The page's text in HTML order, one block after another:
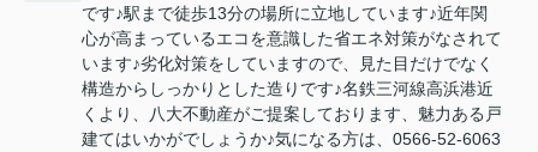
です♪駅まで徒歩13分の場所に立地しています♪近年関
心が高まっているエコを意識した省エネ対策がなされて
います♪劣化対策をしていますので、見た目だけでなく
構造からしっかりとした造りです♪名鉄三河線高浜港近
くより、八大不動産がご提案しております、魅力ある戸
建てはいかがでしょうか♪気になる方は、0566-52-6063